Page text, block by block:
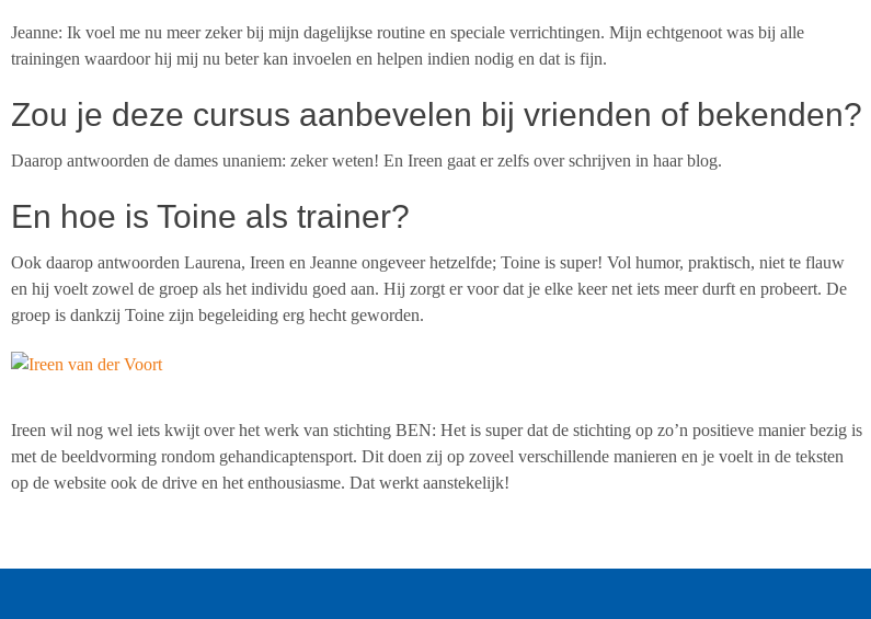
Jeanne: Ik voel me nu meer zeker bij mijn dagelijkse routine en speciale verrichtingen. Mijn echtgenoot was bij alle
trainingen waardoor hij mij nu beter kan invoelen en helpen indien nodig en dat is fijn.
Zou je deze cursus aanbevelen bij vrienden of bekenden?
Daarop antwoorden de dames unaniem: zeker weten! En Ireen gaat er zelfs over schrijven in haar blog.
En hoe is Toine als trainer?
Ook daarop antwoorden Laurena, Ireen en Jeanne ongeveer hetzelfde; Toine is super! Vol humor, praktisch, niet te flauw
en hij voelt zowel de groep als het individu goed aan. Hij zorgt er voor dat je elke keer net iets meer durft en probeert. De
groep is dankzij Toine zijn begeleiding erg hecht geworden.
Ireen wil nog wel iets kwijt over het werk van stichting BEN: Het is super dat de stichting op zo’n positieve manier bezig is
met de beeldvorming rondom gehandicaptensport. Dit doen zij op zoveel verschillende manieren en je voelt in de teksten
op de website ook de drive en het enthousiasme. Dat werkt aanstekelijk!